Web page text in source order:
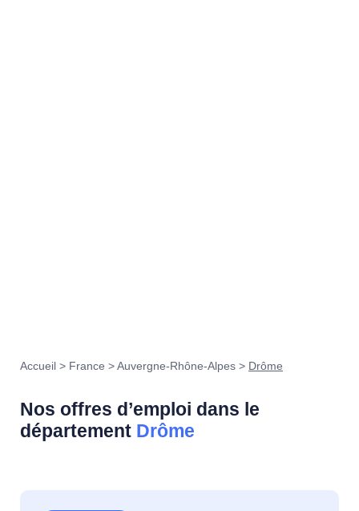
Accueil > France >Auvergne-Rhône-Alpes > Drôme
Nos offres d’emploi dans le
département Drôme